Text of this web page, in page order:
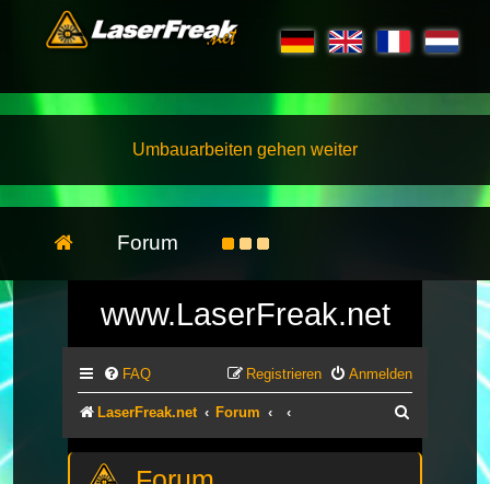
Umbauarbeiten gehen weiter
Forum
www.LaserFreak.net
FAQ Anmelden
Registrieren
LaserFreak.net Forum